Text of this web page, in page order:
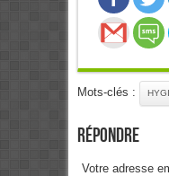
Mots-clés :
Répondre
Votre adresse